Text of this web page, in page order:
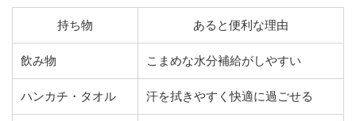
持ち物 あると便利な理由
飲み物 こまめな水分補給がしやすい
ハンカチ・タオル 汗を拭きやすく快適に過ごせる